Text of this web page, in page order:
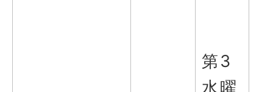
第3
水曜